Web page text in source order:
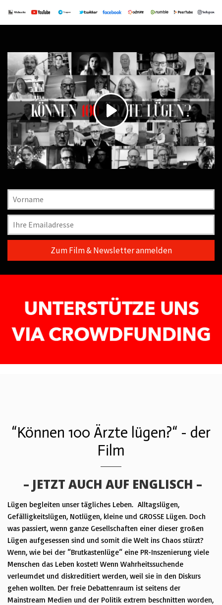
“Können 100 Ärzte lügen?“ - der
Film
– JETZT AUCH AUF ENGLISCH –
Lügen begleiten unser tägliches Leben. Alltagslügen,
Gefälligkeitslügen, Notlügen, kleine und GROSSE Lügen. Doch
was passiert, wenn ganze Gesellschaften einer dieser großen
Lügen aufgesessen sind und somit die Welt ins Chaos stürzt?
Wenn, wie bei der “Brutkastenlüge“ eine PR-Inszenierung viele
Menschen das Leben kostet! Wenn Wahrheitssuchende
verleumdet und diskreditiert werden, weil sie in den Diskurs
gehen wollten. Der freie Debattenraum ist seitens der
Mainstream Medien und der Politik extrem beschnitten worden,